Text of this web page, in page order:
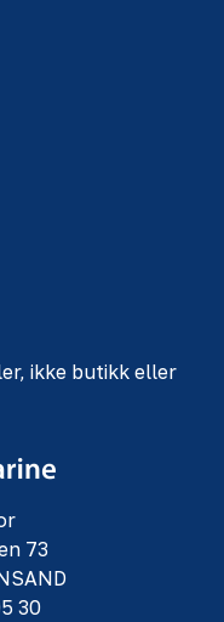
ikke butikk eller
73
30